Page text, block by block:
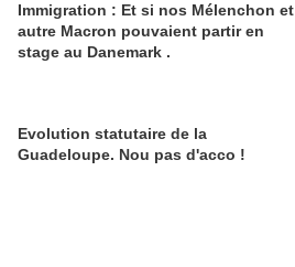
Immigration : Et si nos Mélenchon et
autre Macron pouvaient partir en
stage au Danemark .
Evolution statutaire de la
Guadeloupe. Nou pas d'acco !